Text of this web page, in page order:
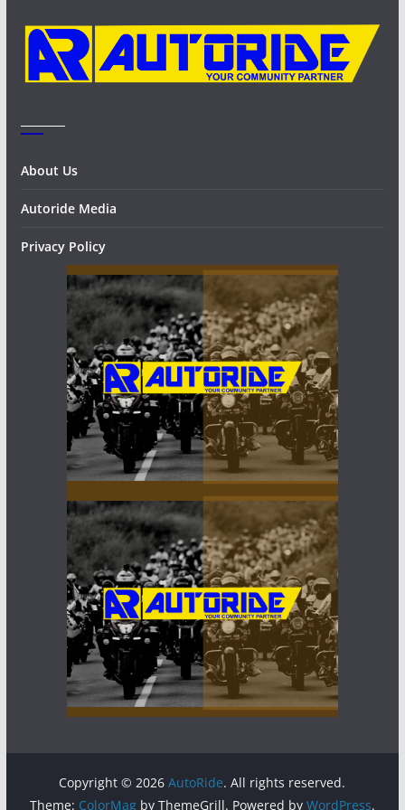
About Us
Autoride Media
Privacy Policy
Copyright © 2026AutoRide. All rights reserved.
Theme: ColorMagby ThemeGrill. Powered by WordPress.